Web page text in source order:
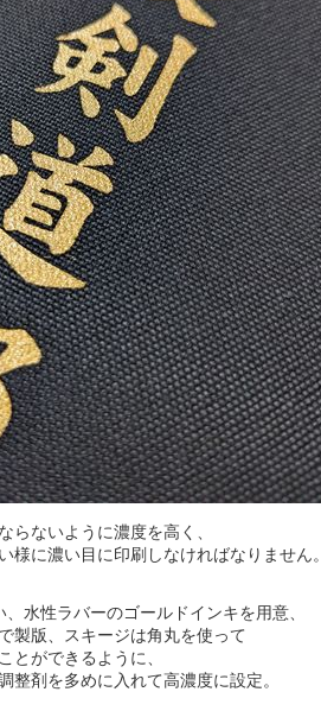
らないように濃度を高く、
様に濃い目に印刷しなければなりません。
水性ラバーのゴールドインキを用意、
製版、スキージは角丸を使って
とができるように、
整剤を多めに入れて高濃度に設定。